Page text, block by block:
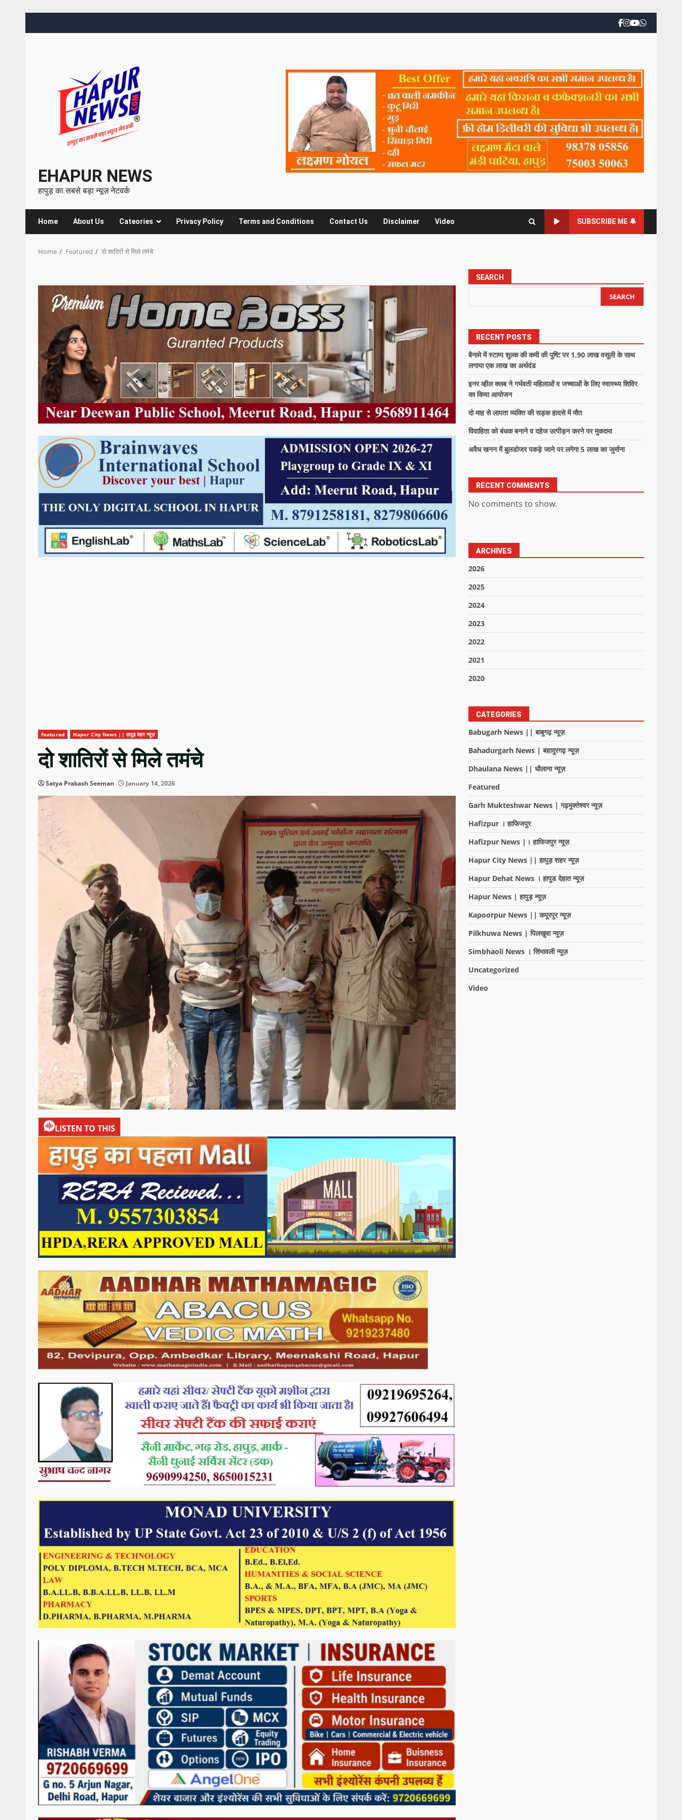
EHAPUR NEWS
हापुड़ का सबसे बड़ा न्यूज़ नेटवर्क
Home About Us Cateories Privacy Policy Terms and Conditions Contact Us Disclaimer Video SUBSCRIBE ME 🔔
Home Featured दो शातिरों से मिले तमंचे
Featured Hapur City News || हापुड़ शहर न्यूज़
दो शातिरों से मिले तमंचे
Satya Prakash Seeman January 14, 2026
LISTEN TO THIS
SEARCH
SEARCH
RECENT POSTS
बैनामे में स्टाम्प शुल्क की कमी की पुष्टि पर 1.90 लाख वसूली के साथ
लगाया एक लाख का अर्थदंड
इनर व्हील क्लब ने गर्भवती महिलाओं व जच्चाओं के लिए स्वास्थ्य शिविर
का किया आयोजन
दो माह से लापता व्यक्ति की सड़क हादसे में मौत
विवाहिता को बंधक बनाने व दहेज उत्पीड़न करने पर मुकदमा
अवैध खनन में बुलडोजर पकड़े जाने पर लगेगा 5 लाख का जुर्माना
RECENT COMMENTS
No comments to show.
ARCHIVES
2026
2025
2024
2023
2022
2021
2020
CATEGORIES
Babugarh News || बाबूगढ़ न्यूज़
Bahadurgarh News | बहादुरगढ़ न्यूज़
Dhaulana News || धौलाना न्यूज़
Featured
Garh Mukteshwar News | गढ़मुक्तेश्वर न्यूज़
Hafizpur । हाफिजपुर
Hafizpur News |। हाफिजपुर न्यूज़
Hapur City News || हापुड़ शहर न्यूज़
Hapur Dehat News । हापुड देहात न्यूज़
Hapur News | हापुड़ न्यूज़
Kapoorpur News || कपूरपुर न्यूज़
Pilkhuwa News | पिलखुवा न्यूज़
Simbhaoli News । सिंभावली न्यूज़
Uncategorized
Video